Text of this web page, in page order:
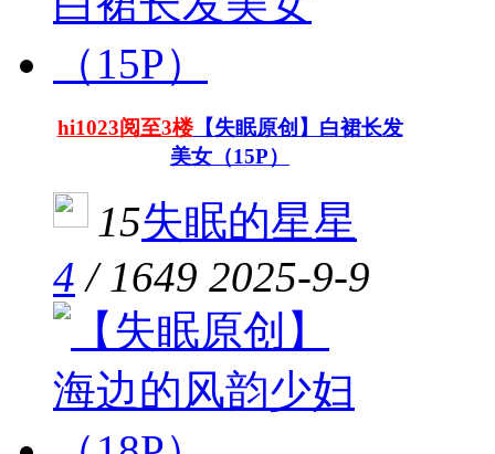
hi1023阅至3楼【失眠原创】白裙长发
美女（15P）
15失眠的星星
4 / 1649 2025-9-9